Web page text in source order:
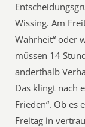
Wissing. Am
Wahrheit“ oder
müssen 14
anderthalb
Das klingt nach
Frieden“. Ob es
Freitag in